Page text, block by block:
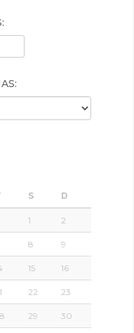
S D
1 2
8 9
15 16
22 23
29 30